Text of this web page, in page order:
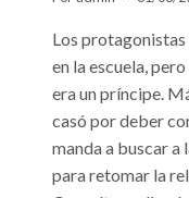
Los protagonistas
en la escuela,
era un príncipe.
casó por deber
manda a buscar
para retomar la